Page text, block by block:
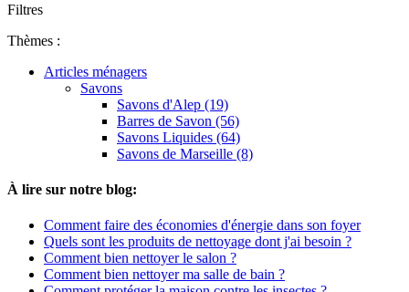
Filtres
Thèmes :
Articles ménagers
Savons
Savons d'Alep (19)
Barres de Savon (56)
Savons Liquides (64)
Savons de Marseille (8)
À lire sur notre blog:
Comment faire des économies d'énergie dans son foyer
Quels sont les produits de nettoyage dont j'ai besoin ?
Comment bien nettoyer le salon ?
Comment bien nettoyer ma salle de bain ?